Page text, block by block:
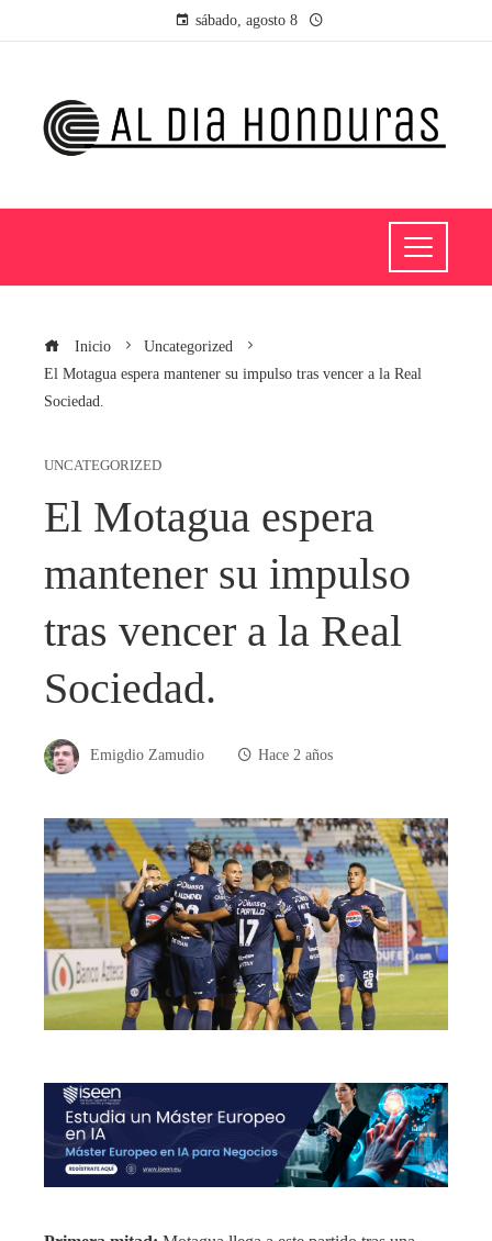
sábado, agosto 8
Inicio
Uncategorized
El Motagua espera mantener su impulso tras vencer a la Real
Sociedad.
UNCATEGORIZED
El Motagua espera
mantener su impulso
tras vencer a la Real
Sociedad.
Emigdio Zamudio Hace 2 años